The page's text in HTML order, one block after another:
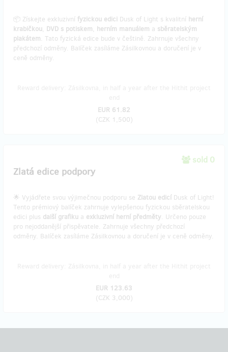
📦 Získejte exkluzivní fyzickou edici Dusk of Light s kvalitní herní
krabičkou, DVD s potiskem, herním manuálem a sběratelským
plakátem. Tato fyzická edice bude v češtině. Zahrnuje všechny
předchozí odměny. Balíček zasíláme Zásilkovnou a doručení je v
ceně odměny.
EUR 61.82
(CZK 1,500)
sold 0
Zlatá edice podpory
🌟 Vyjádřete svou výjimečnou podporu se Zlatou edicí Dusk of Light!
Tento prémiový balíček zahrnuje vylepšenou fyzickou sběratelskou
edici plus další grafiku a exkluzivní herní předměty. Určeno pouze
pro nejoddanější přispěvatele. Zahrnuje všechny předchozí
odměny. Balíček zasíláme Zásilkovnou a doručení je v ceně odměny.
EUR 123.63
(CZK 3,000)